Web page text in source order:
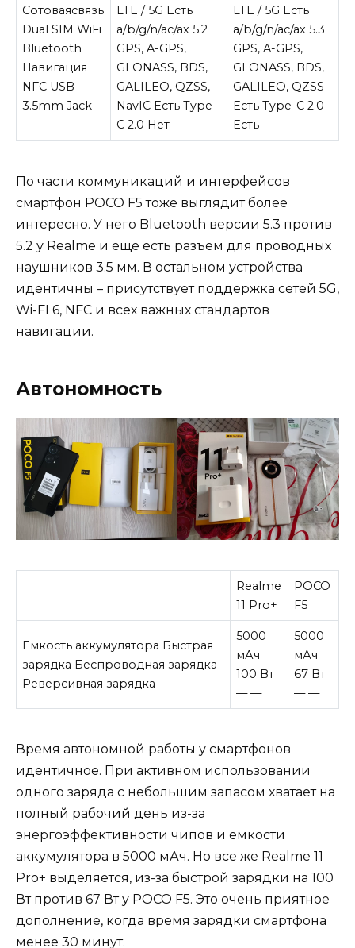
Сотоваясвязь
Dual SIM WiFi
Bluetooth
Навигация
NFC USB
3.5mm Jack
LTE / 5G Есть
a/b/g/n/ac/ax 5.2
GPS, A-GPS,
GLONASS, BDS,
GALILEO, QZSS,
NavIC Есть Type-
C 2.0 Нет
LTE / 5G Есть
a/b/g/n/ac/ax 5.3
GPS, A-GPS,
GLONASS, BDS,
GALILEO, QZSS
Есть Type-C 2.0
Есть
По части коммуникаций и интерфейсов
смартфон POCO F5 тоже выглядит более
интересно. У него Bluetooth версии 5.3 против
5.2 у Realme и еще есть разъем для проводных
наушников 3.5 мм. В остальном устройства
идентичны – присутствует поддержка сетей 5G,
Wi-FI 6, NFC и всех важных стандартов
навигации.
Автономность
Realme
11 Pro+
POCO
F5
Емкость аккумулятора Быстрая
зарядка Беспроводная зарядка
Реверсивная зарядка
5000
мАч
100 Вт
— —
5000
мАч
67 Вт
— —
Время автономной работы у смартфонов
идентичное. При активном использовании
одного заряда с небольшим запасом хватает на
полный рабочий день из-за
энергоэффективности чипов и емкости
аккумулятора в 5000 мАч. Но все же Realme 11
Pro+ выделяется, из-за быстрой зарядки на 100
Вт против 67 Вт у POCO F5. Это очень приятное
дополнение, когда время зарядки смартфона
менее 30 минут.